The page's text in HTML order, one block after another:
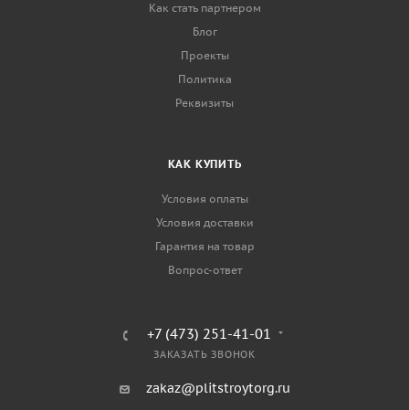
Как стать партнером
Блог
Проекты
Политика
Реквизиты
КАК КУПИТЬ
Условия оплаты
Условия доставки
Гарантия на товар
Вопрос-ответ
+7 (473) 251-41-01
ЗАКАЗАТЬ ЗВОНОК
zakaz@plitstroytorg.ru